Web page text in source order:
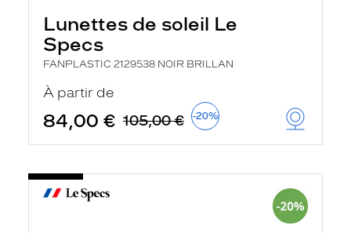
Lunettes de soleil Le
Specs
FANPLASTIC 2129538 NOIR BRILLAN
À partir de
84,00 € 105,00 € -20%